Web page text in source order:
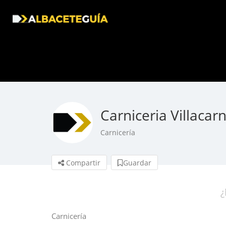
Carniceria
Carnicería
Compartir Guardar
Carnicería